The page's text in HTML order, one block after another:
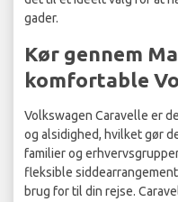
gader.
Kør gennem
komfortable
Volkswagen Caravelle er
og alsidighed, hvilket gør
familier og
fleksible
brug for til din rejse.